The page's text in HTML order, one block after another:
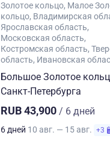
Золотое кольцо Малое
кольцо Владимирская
Ярославская область
Московская область
Костромская область
область Ивановская
Большое Золотое
Санкт-Петербурга
RUB 43,900 / 6 дней
6 дней 10 авг. — 15 авг. +3